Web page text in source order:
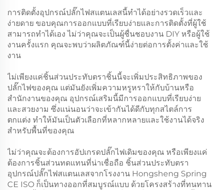
การติดตั้งอุปกรณ์ปลั๊กไฟสแตนเลสนี้ทำได้อย่างรวดเร็วและ
ง่ายดาย ขอบคุณการออกแบบที่เรียบง่ายและการติดตั้งที่ผู้ใช้
สามารถทำได้เอง ไม่ว่าคุณจะเป็นผู้ชื่นชอบงาน DIY หรือผู้ใช้
งานครั้งแรก คุณจะพบว่าผลิตภัณฑ์นี้ง่ายต่อการตั้งค่าและใช้
งาน
ไม่เพียงแค่ชิ้นส่วนประทับตราชิ้นนี้จะเพิ่มประสิทธิภาพของ
ปลั๊กไฟของคุณ แต่มันยังเพิ่มความหรูหราให้กับบ้านหรือ
สำนักงานของคุณ อุปกรณ์เสริมนี้มีการออกแบบที่เรียบง่าย
และสวยงาม ซึ่งแน่นอนว่าจะเข้ากันได้ดีกับทุกสไตล์การ
ตกแต่ง ทำให้มันเป็นตัวเลือกที่หลากหลายและใช้งานได้จริง
สำหรับพื้นที่ของคุณ
ไม่ว่าคุณจะต้องการอัปเกรดปลั๊กไฟเดิมของคุณ หรือเพียงแค่
ต้องการชิ้นส่วนทดแทนที่น่าเชื่อถือ ชิ้นส่วนประทับตรา
อุปกรณ์ปลั๊กไฟสแตนเลสจากโรงงาน Hongsheng Spring
CE ISO ก็เป็นทางออกที่สมบูรณ์แบบ ด้วยโครงสร้างที่ทนทาน